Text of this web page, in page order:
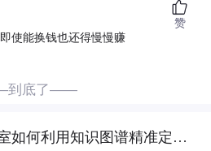
使能换钱也还得慢慢赚
赞
底了——
高校技术转移办公室如何利用知识图谱精准定位产业需求与技术适配点？.docx